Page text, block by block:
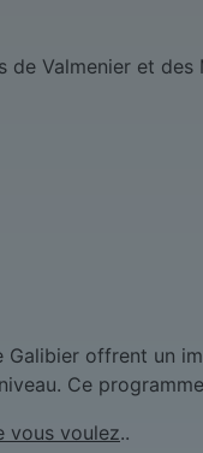
Valmenier et des
offrent un
Ce
vous voulez..